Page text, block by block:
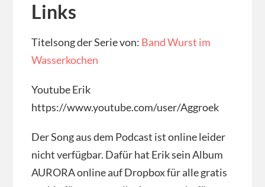
Links
Titelsong der Serie von: Band Wurst im
Wasserkochen
Youtube Erik
https://www.youtube.com/user/Aggroek
Der Song aus dem Podcast ist online leider
nicht verfügbar. Dafür hat Erik sein Album
AURORA online auf Dropbox für alle gratis